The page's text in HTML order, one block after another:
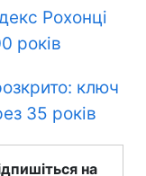
Рохонці
років
ключ
35 років
на